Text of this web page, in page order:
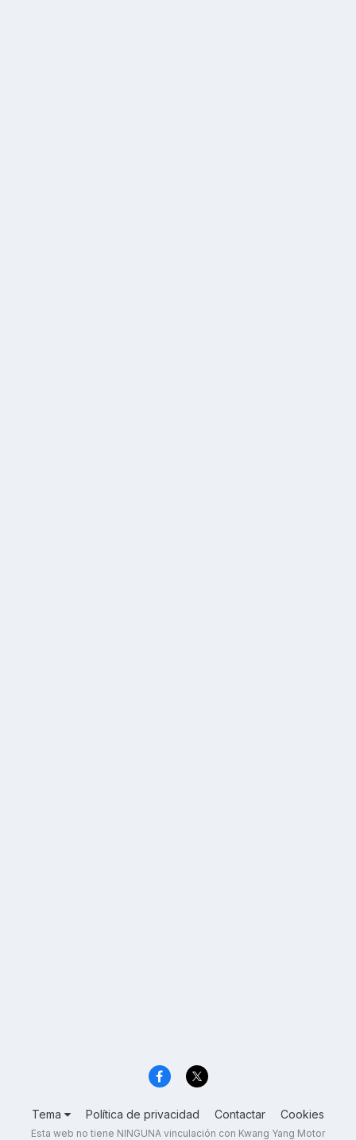
Tema Política de privacidad Contactar Cookies
Esta web no tiene NINGUNA vinculación con Kwang Yang Motor